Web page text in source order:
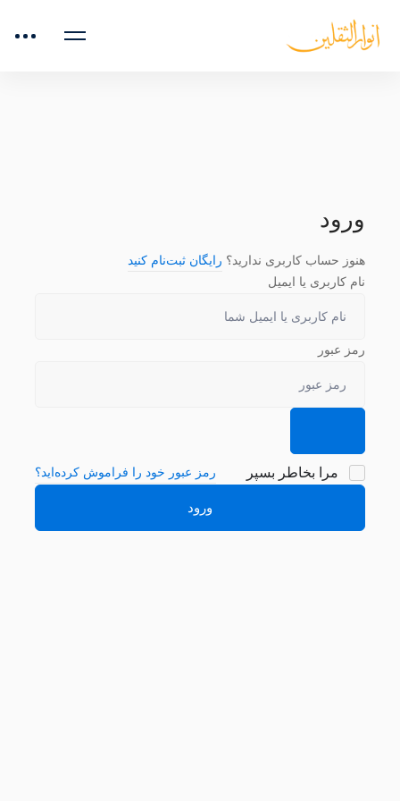
صفحه اصلی
تک نت ها
ورود
هنوز حساب کاربری ندارید؟ رایگان ثبت‌نام کنید
نام کاربری یا ایمیل
رمز عبور
مرا بخاطر بسپر رمز عبور خود را فراموش کرده‌اید؟
ورود